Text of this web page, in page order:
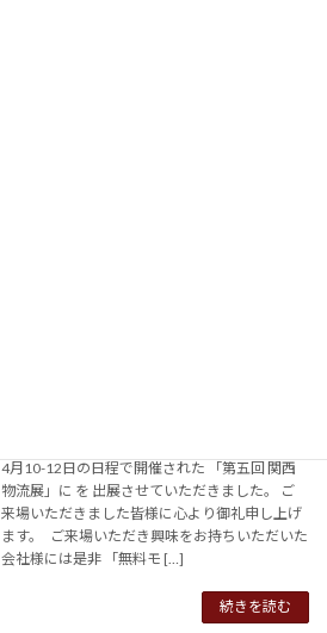
4月10-12日の日程で開催された 「第五回 関西
物流展」に を 出展させていただきました。 ご
来場いただきました皆様に心より御礼申し上げ
ます。 ご来場いただき興味をお持ちいただいた
会社様には是非 「無料モ […]
続きを読む